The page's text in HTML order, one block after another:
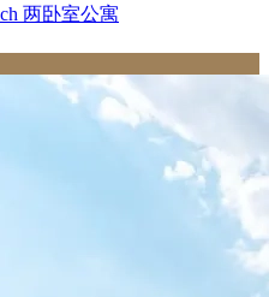
两卧室公寓